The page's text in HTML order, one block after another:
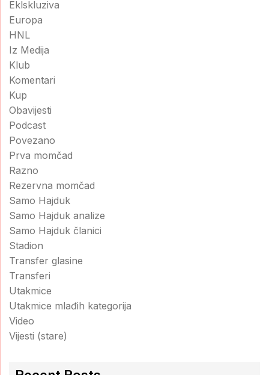
Eklskluziva
Europa
HNL
Iz Medija
Klub
Komentari
Kup
Obavijesti
Podcast
Povezano
Prva momčad
Razno
Rezervna momčad
Samo Hajduk
Samo Hajduk analize
Samo Hajduk članici
Stadion
Transfer glasine
Transferi
Utakmice
Utakmice mlađih kategorija
Video
Vijesti (stare)